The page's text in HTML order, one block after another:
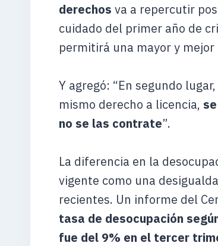
derechos va a repercutir
cuidado del primer año de
permitirá una mayor y
Y agregó: “En segundo
mismo derecho a licencia,
no se las contrate”.
La diferencia en la
vigente como una
recientes. Un informe del
tasa de desocupación
fue del 9% en el tercer